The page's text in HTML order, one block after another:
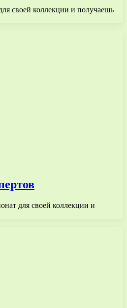
своей коллекции и получаешь
для своей коллекции и